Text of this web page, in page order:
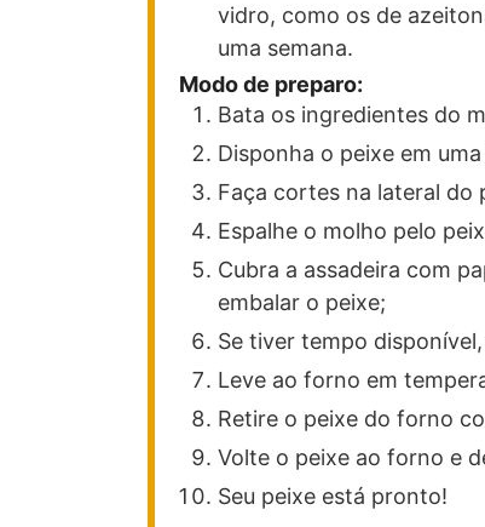
vidro, como os de
uma semana.
Modo de preparo:
Bata os ingredientes do
Disponha o peixe em
Faça cortes na lateral do
Espalhe o molho pelo
Cubra a assadeira com
embalar o peixe;
Se tiver tempo
Leve ao forno em
Retire o peixe do forno
Volte o peixe ao forno e
Seu peixe está pronto!